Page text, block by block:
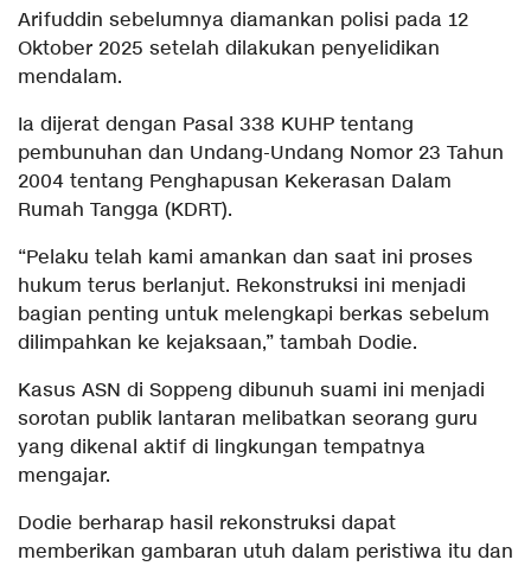
Arifuddin sebelumnya diamankan polisi pada 12
Oktober 2025 setelah dilakukan penyelidikan
mendalam.
Ia dijerat dengan Pasal 338 KUHP tentang
pembunuhan dan Undang-Undang Nomor 23 Tahun
2004 tentang Penghapusan Kekerasan Dalam
Rumah Tangga (KDRT).
“Pelaku telah kami amankan dan saat ini proses
hukum terus berlanjut. Rekonstruksi ini menjadi
bagian penting untuk melengkapi berkas sebelum
dilimpahkan ke kejaksaan,” tambah Dodie.
Kasus ASN di Soppeng dibunuh suami ini menjadi
sorotan publik lantaran melibatkan seorang guru
yang dikenal aktif di lingkungan tempatnya
mengajar.
Dodie berharap hasil rekonstruksi dapat
memberikan gambaran utuh dalam peristiwa itu dan